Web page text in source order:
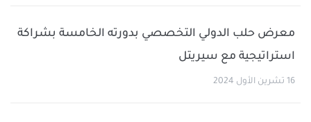
معرض حلب الدولي التخصصي بدورته الخامسة بشراكة
استراتيجية مع سيريتل
16 تشرين الأول 2024